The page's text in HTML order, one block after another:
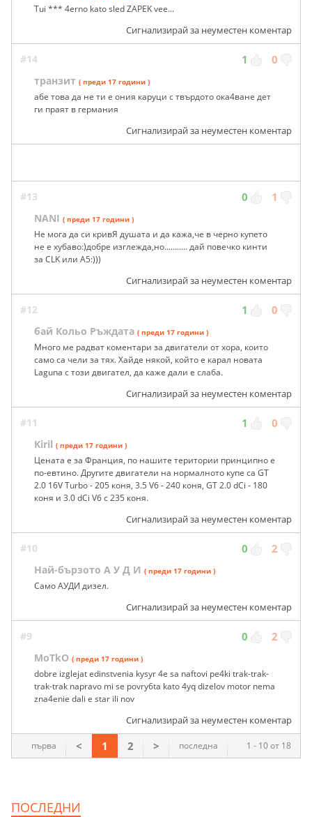
Tui *** 4erno kato sled ZAPEK vee...
Сигнализирай за неуместен коментар
#14 1 0
транзит ( преди 17 години )
абе това да не ти е ония каруци с твърдото ока4ване дет
ги праят в германия
Сигнализирай за неуместен коментар
#13 0 1
NANI ( преди 17 години )
Не мога да си кривЯ душата и да кажа,че в черно купето
не е хубаво:)добре изглежда,но........... дай повечко кинти
за CLK или А5:)))
Сигнализирай за неуместен коментар
#12 1 0
бай Кольо Ръждата ( преди 17 години )
Много ме радват коментари за двигатели от хора, които
само са чели за тях. Хайде някой, който е карал новата
Laguna с този двигател, да каже дали е слаба.
Сигнализирай за неуместен коментар
#11 1 0
Kiril ( преди 17 години )
Цената е за Франция, по нашите територии принципно е
по-евтино. Другите двигатели на нормалното купе са GT
2.0 16V Turbo - 205 коня, 3.5 V6 - 240 коня, GT 2.0 dCi - 180
коня и 3.0 dCi V6 с 235 коня.
Сигнализирай за неуместен коментар
#10 0 2
Най-бързото А У Д И ( преди 17 години )
Само АУДИ дизел.
Сигнализирай за неуместен коментар
#9 0 2
MoTkO ( преди 17 години )
dobre izglejat edinstvenia kysyr 4e sa naftovi pe4ki trak-trak-
trak-trak napravo mi se povry6ta kato 4yq dizelov motor nema
zna4enie dali e star ili nov
Сигнализирай за неуместен коментар
1 - 10 от 18
първа < 1 2 > последна
ПОСЛЕДНИ